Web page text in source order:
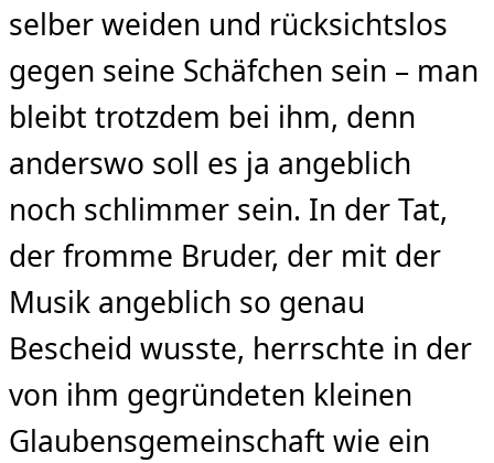
selber weiden und rücksichtslos
gegen seine Schäfchen sein – man
bleibt trotzdem bei ihm, denn
anderswo soll es ja angeblich
noch schlimmer sein. In der Tat,
der fromme Bruder, der mit der
Musik angeblich so genau
Bescheid wusste, herrschte in der
von ihm gegründeten kleinen
Glaubensgemeinschaft wie ein